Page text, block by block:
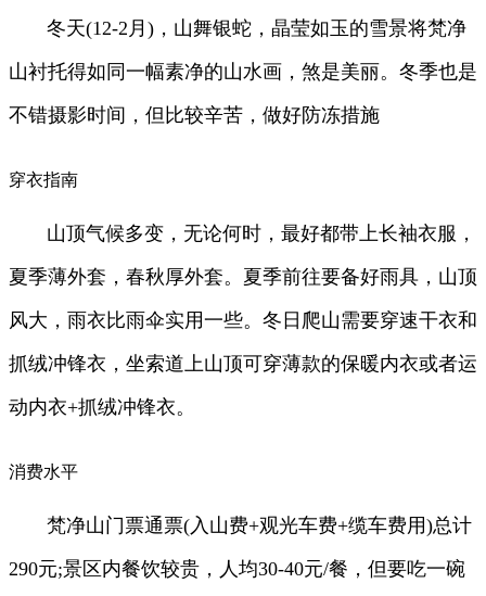
冬天(12-2月)，山舞银蛇，晶莹如玉的雪景将梵净
山衬托得如同一幅素净的山水画，煞是美丽。冬季也是
不错摄影时间，但比较辛苦，做好防冻措施
穿衣指南
山顶气候多变，无论何时，最好都带上长袖衣服，
夏季薄外套，春秋厚外套。夏季前往要备好雨具，山顶
风大，雨衣比雨伞实用一些。冬日爬山需要穿速干衣和
抓绒冲锋衣，坐索道上山顶可穿薄款的保暖内衣或者运
动内衣+抓绒冲锋衣。
消费水平
梵净山门票通票(入山费+观光车费+缆车费用)总计
290元;景区内餐饮较贵，人均30-40元/餐，但要吃一碗